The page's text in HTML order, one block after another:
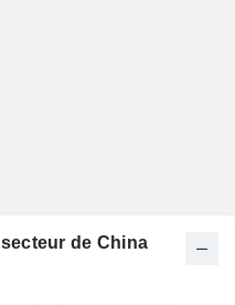
de China